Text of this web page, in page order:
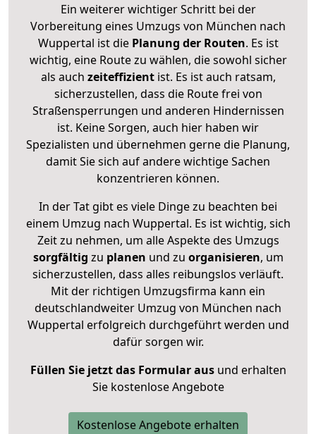
Ein weiterer wichtiger Schritt bei der
Vorbereitung eines Umzugs von München nach
Wuppertal ist diePlanung der Routen. Es ist
wichtig, eine Route zu wählen, die sowohl sicher
als auch zeiteffizientist. Es ist auch ratsam,
sicherzustellen, dass die Route frei von
Straßensperrungen und anderen Hindernissen
ist. Keine Sorgen, auch hier haben wir
Spezialisten und übernehmen gerne die Planung,
damit Sie sich auf andere wichtige Sachen
konzentrieren können.
In der Tat gibt es viele Dinge zu beachten bei
einem Umzug nach Wuppertal. Es ist wichtig, sich
Zeit zu nehmen, um alle Aspekte des Umzugs
sorgfältig zu planen und zu organisieren, um
sicherzustellen, dass alles reibungslos verläuft.
Mit der richtigen Umzugsfirma kann ein
deutschlandweiter Umzug von München nach
Wuppertal erfolgreich durchgeführt werden und
dafür sorgen wir.
Füllen Sie jetzt das Formular ausund erhalten
Sie kostenlose Angebote
Kostenlose Angebote erhalten